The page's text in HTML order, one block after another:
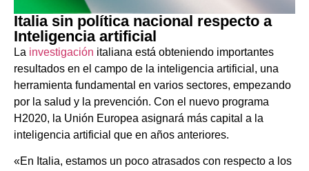
Italia sin política nacional respecto a
Inteligencia artificial
La investigación italiana está obteniendo importantes
resultados en el campo de la inteligencia artificial, una
herramienta fundamental en varios sectores, empezando
por la salud y la prevención. Con el nuevo programa
H2020, la Unión Europea asignará más capital a la
inteligencia artificial que en años anteriores.
«En Italia, estamos un poco atrasados con respecto a los